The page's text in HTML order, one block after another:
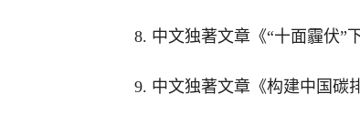
8. 中文独著文章《“十面霾伏”
9. 中文独著文章《构建中国碳